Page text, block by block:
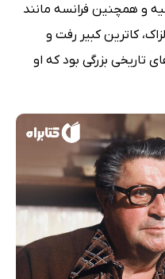
و همچنین فرانسه مانند
کاترین کبیر رفت و
بزرگی بود که او